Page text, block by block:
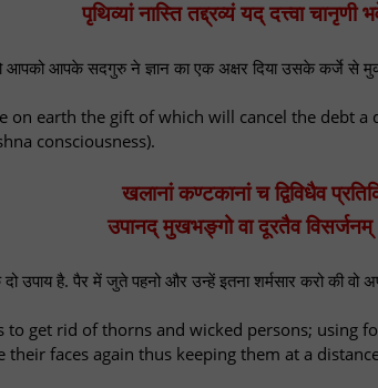
पृथिव्यां नास्ति तद्द्रव्यं यद् दत्त्वा
आपको आपके सदगुरु ने ज्ञान का एक अक्षर दिया उसके कर्जे से
on earth the gift of which will cancel the debt
consciousness).
खलानां कण्टकानां च द्विविधैव
उपानद् मुखभङ्गो वा दूरतैव
उपाय है. पैर में जुते पहनो और उन्हें इतना शर्मसार करो की
to get rid of thorns and wicked persons; using
faces again thus keeping them at a